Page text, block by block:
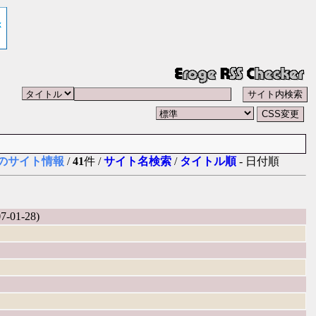
サイト情報 /41件 /サイト名検索 / タイトル順- 日付順
01-28)